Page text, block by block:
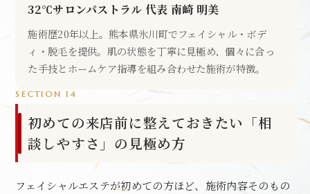
32℃サロンパストラル 代表 南崎 明美
施術歴20年以上。熊本県氷川町でフェイシャル・ボデ
ィ・脱毛を提供。肌の状態を丁寧に見極め、個々に合っ
た手技とホームケア指導を組み合わせた施術が特徴。
SECTION 14
初めての来店前に整えておきたい「相
談しやすさ」の見極め方
フェイシャルエステが初めての方ほど、施術内容そのもの